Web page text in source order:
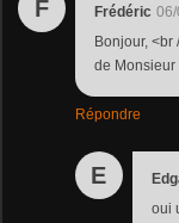
F Frédéric
Bonjour,
de Monsieur
Répondre
E
oui